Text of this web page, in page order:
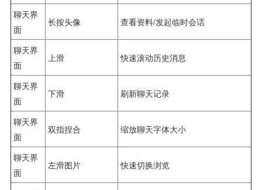
聊天界
面
长按头像 查看资料/发起临时会话
聊天界
面
上滑 快速滚动历史消息
聊天界
面
下滑 刷新聊天记录
聊天界
面
双指捏合 缩放聊天字体大小
聊天界
面
左滑图片 快速切换浏览